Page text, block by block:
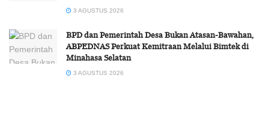
3 AGUSTUS 2026
BPD dan Pemerintah Desa Bukan Atasan-Bawahan,
ABPEDNAS Perkuat Kemitraan Melalui Bimtek di
Minahasa Selatan
3 AGUSTUS 2026